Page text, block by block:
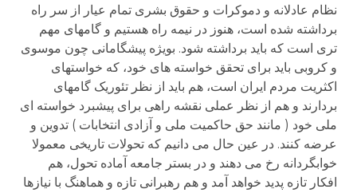
نظام عادلانه و دموکرات و حقوق بشری تمام عیار از سر راه
برداشته شده است، هنوز در نیمه راه هستیم و گامهای مهم
تری است که باید برداشته شود. بویژه پیشگامانی چون موسوی
و کروبی باید برای تحقق خواسته های خود، که خواستهای
اکثریت مردم ایران است، هم باید از نظر تئوریک گامهای
بردارند و هم از نظر عملی نقشه راهی برای پیشبرد خواسته ای
ملی خود ( مانند حق حاکمیت ملی و آزادی انتخابات ) تدوین و
عرضه کنند. در عین حال می دانیم که تحولات تاریخی معمولا
خوابگردانه رخ می دهند و در بستر جامعه آماده تحول، هم
افکار تازه پدید خواهد آمد و هم رهبرانی تازه و هماهنگ با نیازها